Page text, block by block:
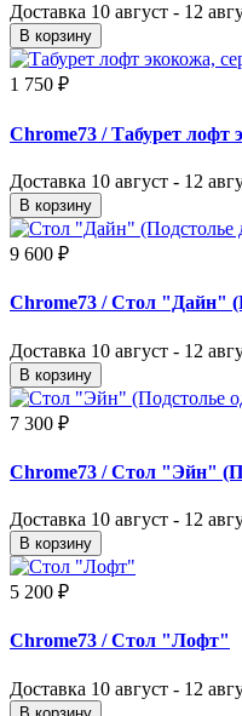
Доставка 10 август - 12
В корзину
1 750 ₽
Chrome73 / Табурет лофт
Доставка 10 август - 12
В корзину
9 600 ₽
Chrome73 / Стол "Дайн"
Доставка 10 август - 12
В корзину
7 300 ₽
Chrome73 / Стол "Эйн"
Доставка 10 август - 12
В корзину
5 200 ₽
Chrome73 / Стол "Лофт"
Доставка 10 август - 12